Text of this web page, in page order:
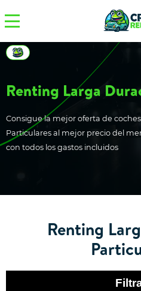
Renting Larga
Consigue la mejor oferta de
Particulares al mejor precio del
con todos los gastos incluidos
Renting